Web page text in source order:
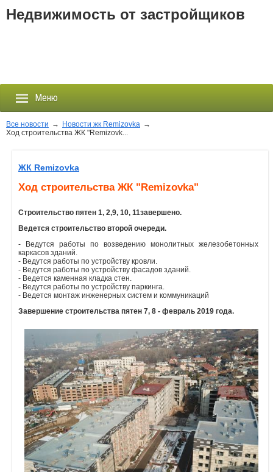
Недвижимость от застройщиков
Меню
Новостройки
Новости
Агентства
Объявления
Все новости → Новости жк Remizovka →
Ход строительства ЖК "Remizovk...
ЖК Remizovka
Ход строительства ЖК "Remizovka"
Строительство пятен 1, 2,9, 10, 11завершено.
Ведется строительство второй очереди.
- Ведутся работы по возведению монолитных железобетонных
каркасов зданий.
- Ведутся работы по устройству кровли.
- Ведутся работы по устройству фасадов зданий.
- Ведется каменная кладка стен.
- Ведутся работы по устройству паркинга.
- Ведется монтаж инженерных систем и коммуникаций
Завершение строительства пятен 7, 8 - февраль 2019 года.